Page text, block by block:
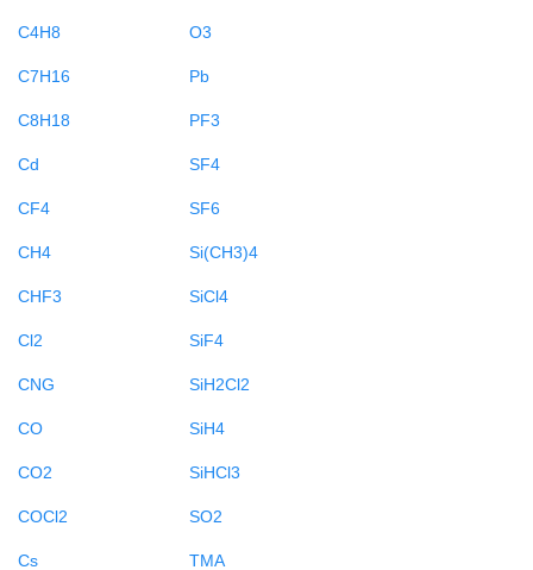
C4H8
C7H16
C8H18
Cd
CF4
CH4
CHF3
Cl2
CNG
CO
CO2
COCl2
Cs
O3
Pb
PF3
SF4
SF6
Si(CH3)4
SiCl4
SiF4
SiH2Cl2
SiH4
SiHCl3
SO2
TMA